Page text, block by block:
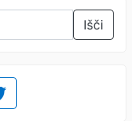
Išči